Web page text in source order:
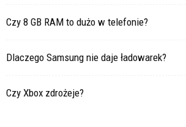
Czy 8 GB RAM to dużo w telefonie?
Dlaczego Samsung nie daje ładowarek?
Czy Xbox zdrożeje?